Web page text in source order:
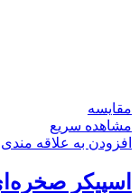
مقایسه
مشاهده سریع
افزودن به علاقه مندی